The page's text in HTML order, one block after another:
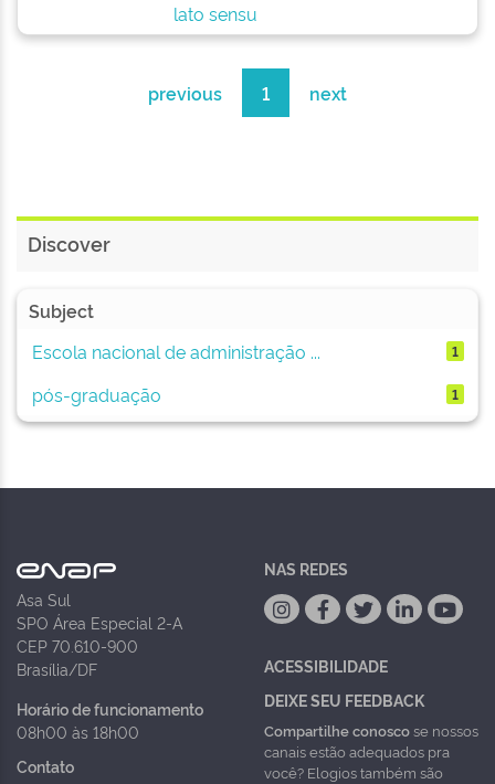
lato sensu
previous 1 next
Discover
Subject
Escola nacional de administração ...
1
pós-graduação 1
Asa Sul
SPO Área Especial 2-A
CEP 70.610-900
Brasília/DF
Horário de funcionamento
08h00 às 18h00
Contato
NAS REDES
ACESSIBILIDADE
DEIXE SEU FEEDBACK
Compartilhe conoscose nossos
canais estão adequados pra
você? Elogios também são